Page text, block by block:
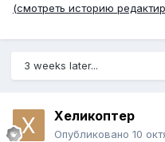
(смотреть историю
3 weeks later...
Хеликоптер
Опубликовано 10